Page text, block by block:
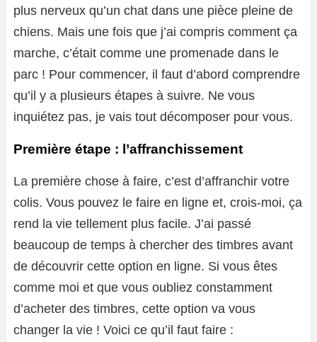
plus nerveux qu’un chat dans une pièce pleine de
chiens. Mais une fois que j’ai compris comment ça
marche, c’était comme une promenade dans le
parc ! Pour commencer, il faut d’abord comprendre
qu’il y a plusieurs étapes à suivre. Ne vous
inquiétez pas, je vais tout décomposer pour vous.
Première étape : l’affranchissement
La première chose à faire, c’est d’affranchir votre
colis. Vous pouvez le faire en ligne et, crois-moi, ça
rend la vie tellement plus facile. J’ai passé
beaucoup de temps à chercher des timbres avant
de découvrir cette option en ligne. Si vous êtes
comme moi et que vous oubliez constamment
d’acheter des timbres, cette option va vous
changer la vie ! Voici ce qu’il faut faire :